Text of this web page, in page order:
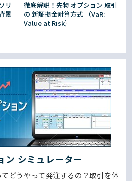
リ
景
徹底解説！先物 オプション 取引
の 新証拠金計算方式 （VaR:
Value at Risk）
ン シミュレーター
どうやって発注するの？取引を体